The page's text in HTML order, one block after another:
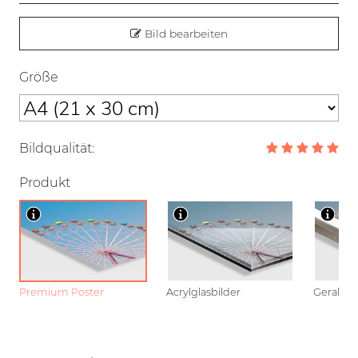
Bild bearbeiten
Größe
Bildqualität:
Produkt
Premium Poster Acrylglasbilder